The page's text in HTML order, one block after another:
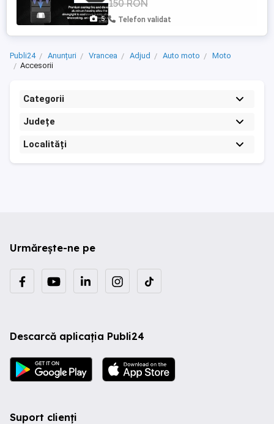
5
150 RON
Telefon validat
Publi24 Anunțuri Vrancea Adjud Auto moto
Moto
Accesorii
Categorii
Județe
Localități
Urmărește-ne pe
Descarcă aplicația Publi24
Suport clienți